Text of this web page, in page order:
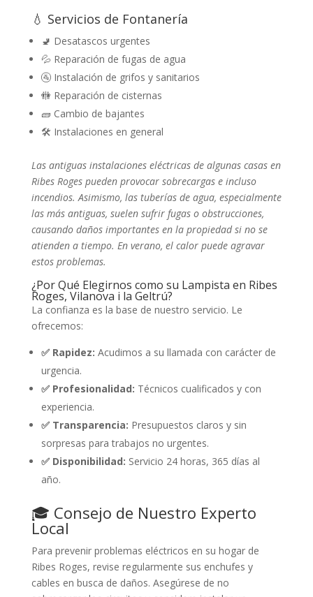
💧 Servicios de Fontanería
🚽 Desatascos urgentes
💦 Reparación de fugas de agua
🚰 Instalación de grifos y sanitarios
🚻 Reparación de cisternas
🧱 Cambio de bajantes
🛠️ Instalaciones en general
Las antiguas instalaciones eléctricas de algunas casas en
Ribes Roges pueden provocar sobrecargas e incluso
incendios. Asimismo, las tuberías de agua, especialmente
las más antiguas, suelen sufrir fugas o obstrucciones,
causando daños importantes en la propiedad si no se
atienden a tiempo. En verano, el calor puede agravar
estos problemas.
¿Por Qué Elegirnos como su Lampista en Ribes
Roges, Vilanova i la Geltrú?
La confianza es la base de nuestro servicio. Le
ofrecemos:
✅ Rapidez: Acudimos a su llamada con carácter de
urgencia.
✅ Profesionalidad: Técnicos cualificados y con
experiencia.
✅ Transparencia: Presupuestos claros y sin
sorpresas para trabajos no urgentes.
✅ Disponibilidad: Servicio 24 horas, 365 días al
año.
🎓 Consejo de Nuestro Experto
Local
Para prevenir problemas eléctricos en su hogar de
Ribes Roges, revise regularmente sus enchufes y
cables en busca de daños. Asegúrese de no